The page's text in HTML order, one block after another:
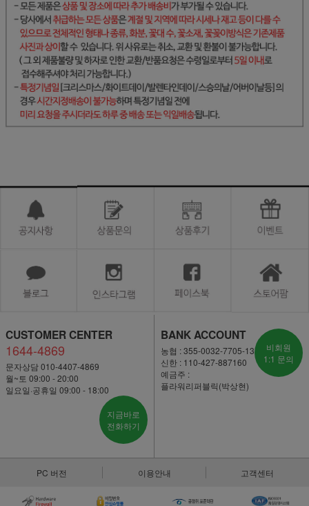
CUSTOMER CENTER
1644-4869
문자상담 010-4407-4869
월~토 09:00 - 20:00
일요일·공휴일 09:00 - 18:00
지금바로
전화하기
BANK ACCOUNT
농협 : 355-0032-7705-13
신한 : 110-427-887160
예금주 :
플라워리퍼블릭(박상현)
비회원
1:1 문의
PC 버전 이용안내 고객센터